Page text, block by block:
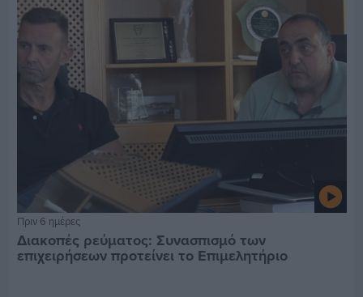
Πριν 6 ημέρες
Διακοπές ρεύματος: Συνασπισμό των
επιχειρήσεων προτείνει το Επιμελητήριο